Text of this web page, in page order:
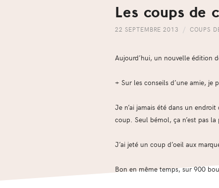
Les coups de
22 SEPTEMBRE 2013 COUPS
Aujourd’hui, un nouvelle édition
+ Sur les conseils d’une amie, je
Je n’ai jamais été dans un
coup. Seul bémol, ça n’est pas
J’ai jeté un coup d’oeil aux
Bon en même temps, sur 900